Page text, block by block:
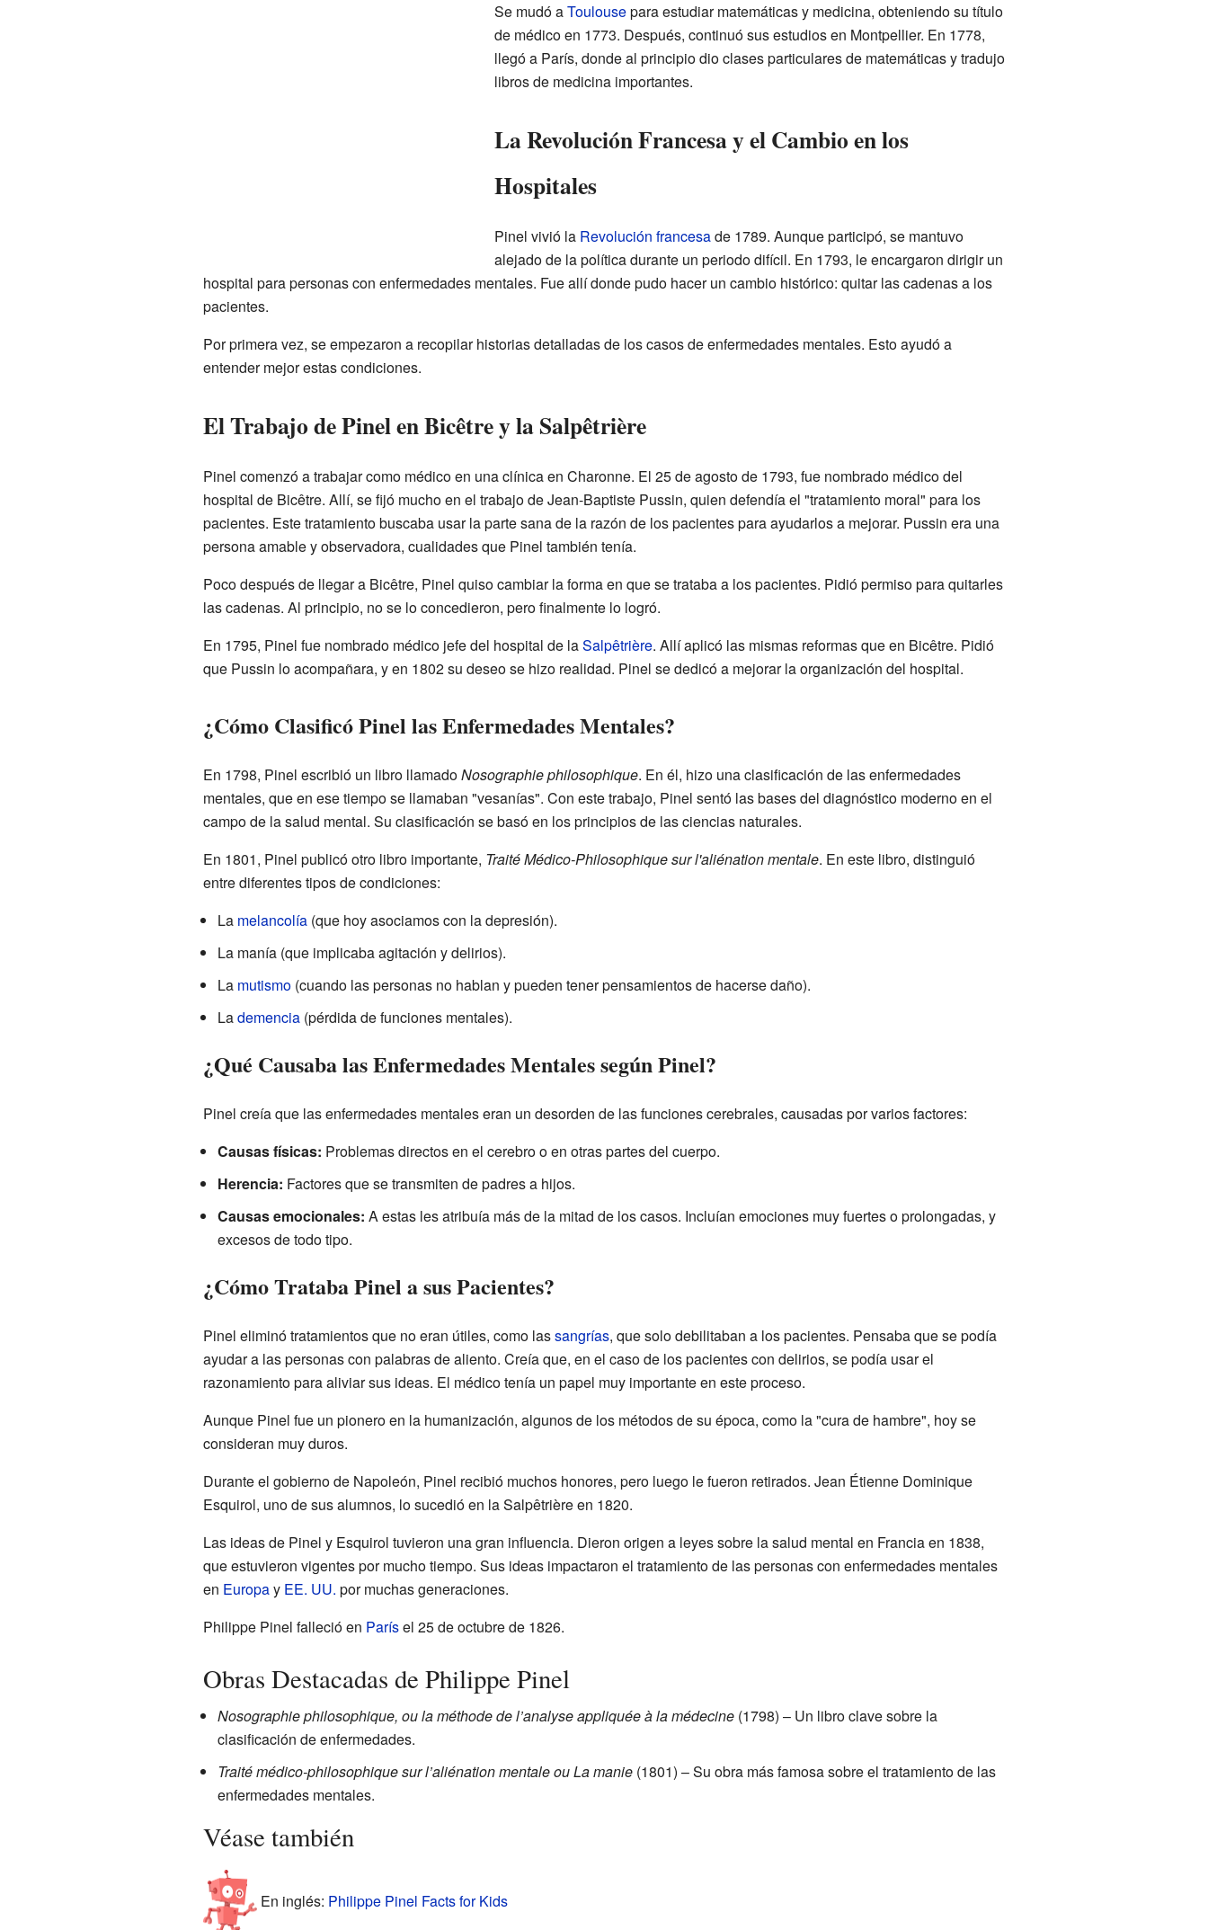
Se mudó aToulousepara estudiar matemáticas y medicina, obteniendo su título
de médico en 1773. Después, continuó sus estudios en Montpellier. En 1778,
llegó a París, donde al principio dio clases particulares de matemáticas y tradujo
libros de medicina importantes.
La Revolución Francesa y el Cambio en los
Hospitales
Pinel vivió la Revolución francesade 1789. Aunque participó, se mantuvo
alejado de la política durante un periodo difícil. En 1793, le encargaron dirigir un
hospital para personas con enfermedades mentales. Fue allí donde pudo hacer un cambio histórico: quitar las cadenas a los
pacientes.
Por primera vez, se empezaron a recopilar historias detalladas de los casos de enfermedades mentales. Esto ayudó a
entender mejor estas condiciones.
El Trabajo de Pinel en Bicêtre y la Salpêtrière
Pinel comenzó a trabajar como médico en una clínica en Charonne. El 25 de agosto de 1793, fue nombrado médico del
hospital de Bicêtre. Allí, se fijó mucho en el trabajo de Jean-Baptiste Pussin, quien defendía el "tratamiento moral" para los
pacientes. Este tratamiento buscaba usar la parte sana de la razón de los pacientes para ayudarlos a mejorar. Pussin era una
persona amable y observadora, cualidades que Pinel también tenía.
Poco después de llegar a Bicêtre, Pinel quiso cambiar la forma en que se trataba a los pacientes. Pidió permiso para quitarles
las cadenas. Al principio, no se lo concedieron, pero finalmente lo logró.
En 1795, Pinel fue nombrado médico jefe del hospital de laSalpêtrière. Allí aplicó las mismas reformas que en Bicêtre. Pidió
que Pussin lo acompañara, y en 1802 su deseo se hizo realidad. Pinel se dedicó a mejorar la organización del hospital.
¿Cómo Clasificó Pinel las Enfermedades Mentales?
En 1798, Pinel escribió un libro llamadoNosographie philosophique. En él, hizo una clasificación de las enfermedades
mentales, que en ese tiempo se llamaban "vesanías". Con este trabajo, Pinel sentó las bases del diagnóstico moderno en el
campo de la salud mental. Su clasificación se basó en los principios de las ciencias naturales.
En 1801, Pinel publicó otro libro importante, Traité Médico-Philosophique sur l'aliénation mentale. En este libro, distinguió
entre diferentes tipos de condiciones:
La melancolía(que hoy asociamos con la depresión).
La manía (que implicaba agitación y delirios).
La mutismo(cuando las personas no hablan y pueden tener pensamientos de hacerse daño).
Lademencia(pérdida de funciones mentales).
¿Qué Causaba las Enfermedades Mentales según Pinel?
Pinel creía que las enfermedades mentales eran un desorden de las funciones cerebrales, causadas por varios factores:
Causas físicas: Problemas directos en el cerebro o en otras partes del cuerpo.
Herencia: Factores que se transmiten de padres a hijos.
Causas emocionales: A estas les atribuía más de la mitad de los casos. Incluían emociones muy fuertes o prolongadas, y
excesos de todo tipo.
¿Cómo Trataba Pinel a sus Pacientes?
Pinel eliminó tratamientos que no eran útiles, como lassangrías, que solo debilitaban a los pacientes. Pensaba que se podía
ayudar a las personas con palabras de aliento. Creía que, en el caso de los pacientes con delirios, se podía usar el
razonamiento para aliviar sus ideas. El médico tenía un papel muy importante en este proceso.
Aunque Pinel fue un pionero en la humanización, algunos de los métodos de su época, como la "cura de hambre", hoy se
consideran muy duros.
Durante el gobierno de Napoleón, Pinel recibió muchos honores, pero luego le fueron retirados. Jean Étienne Dominique
Esquirol, uno de sus alumnos, lo sucedió en la Salpêtrière en 1820.
Las ideas de Pinel y Esquirol tuvieron una gran influencia. Dieron origen a leyes sobre la salud mental en Francia en 1838,
que estuvieron vigentes por mucho tiempo. Sus ideas impactaron el tratamiento de las personas con enfermedades mentales
en Europay EE. UU. por muchas generaciones.
Philippe Pinel falleció en Parísel 25 de octubre de 1826.
Obras Destacadas de Philippe Pinel
Nosographie philosophique, ou la méthode de l’analyse appliquée à la médecine(1798) – Un libro clave sobre la
clasificación de enfermedades.
Traité médico-philosophique sur l’aliénation mentale ou La manie(1801) – Su obra más famosa sobre el tratamiento de las
enfermedades mentales.
Véase también
En inglés: Philippe Pinel Facts for Kids